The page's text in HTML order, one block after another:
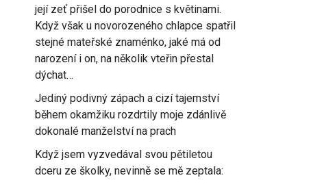
její zeť přišel do porodnice s květinami.
Když však u novorozeného chlapce spatřil
stejné mateřské znaménko, jaké má od
narození i on, na několik vteřin přestal
dýchat…
Jediný podivný zápach a cizí tajemství
během okamžiku rozdrtily moje zdánlivě
dokonalé manželství na prach
Když jsem vyzvedával svou pětiletou
dceru ze školky, nevinně se mě zeptala: